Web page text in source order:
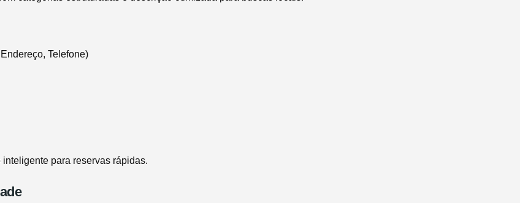
Telefone)
para reservas rápidas.